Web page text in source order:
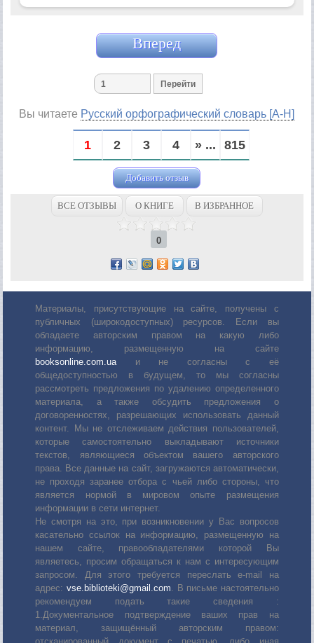
Вперед
Вы читаете Русский орфографический словарь [А-Н]
1 2 3 4 » ... 815
Добавить отзыв
ВСЕ ОТЗЫВЫ О КНИГЕ В ИЗБРАННОЕ
0
Материалы, присутствующие на сайте, получены с
публичных (широкодоступных) ресурсов. Если вы
обладаете авторским правом на какую либо
информацию, размещенную на сайте
booksonline.com.uaи не согласны с её
общедоступностью в будущем, то мы согласны
рассмотреть предложения по удалению определенного
материала, а также обсудить предложения о
договоренностях, разрешающих использовать данный
контент. Мы не отслеживаем действия пользователей,
которые самостоятельно выкладывают источники
текстов, являющиеся объектом вашего авторского
права. Все данные на сайт, загружаются автоматически,
не проходя заранее отбора с чьей либо стороны, что
является нормой в мировом опыте размещения
информации в сети интернет.
Не смотря на это, при возникновении у Вас вопросов
касательно ссылок на информацию, размещенную на
нашем сайте, правообладателями которой Вы
являетесь, просим обращаться к нам с интересующим
запросом. Для этого требуется переслать е-mail на
адрес: vse.biblioteki@gmail.com. В письме настоятельно
рекомендуем подать такие сведения :
1.Документальное подтверждение ваших прав на
материал, защищённый авторским правом: